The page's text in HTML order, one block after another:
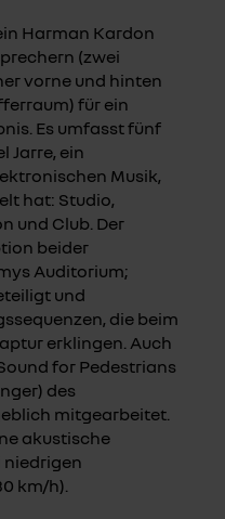
Harman Kardon
(zwei
vorne und hinten
für ein
Es umfasst fünf
Jarre, ein
Musik,
hat: Studio,
und Club. Der
beider
Auditorium;
und
die beim
erklingen. Auch
for Pedestrians
des
mitgearbeitet.
akustische
niedrigen
km/h).